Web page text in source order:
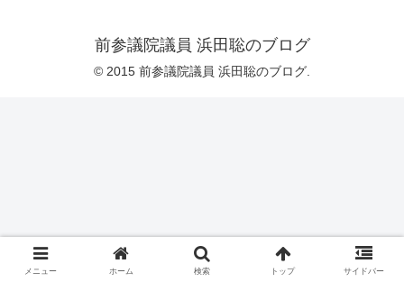
前参議院議員 浜田聡のブログ
© 2015 前参議院議員 浜田聡のブログ.
メニュー ホーム 検索 トップ サイドバー